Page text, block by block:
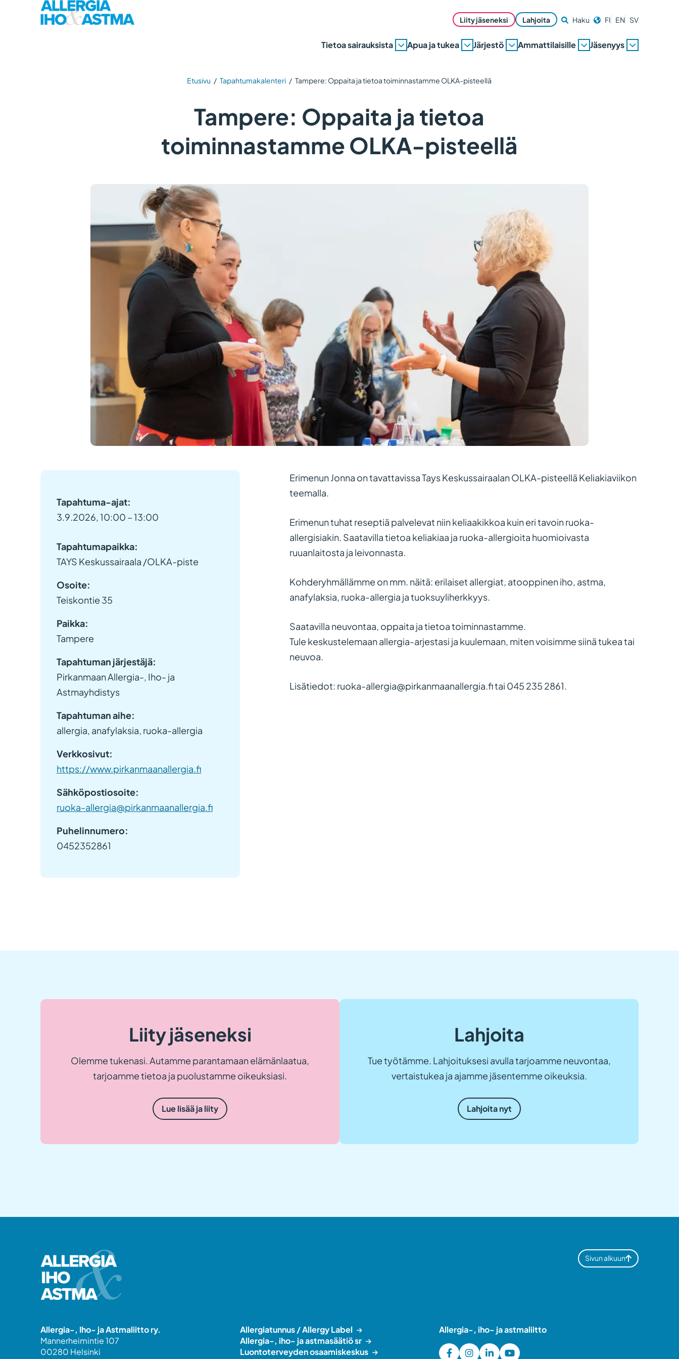
Liity jäseneksi Lahjoita Haku FI EN SV
Tietoa sairauksista Apua ja tukea Järjestö Ammattilaisille Jäsenyys
Etusivu / Tapahtumakalenteri / Tampere: Oppaita ja tietoa toiminnastamme OLKA-pisteellä
Tampere: Oppaita ja tietoa
toiminnastamme OLKA-pisteellä
Tapahtuma-ajat:
3.9.2026, 10:00 – 13:00
Tapahtumapaikka:
TAYS Keskussairaala /OLKA-piste
Osoite:
Teiskontie 35
Paikka:
Tampere
Tapahtuman järjestäjä:
Pirkanmaan Allergia-, Iho- ja
Astmayhdistys
Tapahtuman aihe:
allergia, anafylaksia, ruoka-allergia
Verkkosivut:
https://www.pirkanmaanallergia.fi
Sähköpostiosoite:
ruoka-allergia@pirkanmaanallergia.fi
Puhelinnumero:
0452352861
Erimenun Jonna on tavattavissa Tays Keskussairaalan OLKA-pisteellä Keliakiaviikon
teemalla.
Erimenun tuhat reseptiä palvelevat niin keliaakikkoa kuin eri tavoin ruoka-
allergisiakin. Saatavilla tietoa keliakiaa ja ruoka-allergioita huomioivasta
ruuanlaitosta ja leivonnasta.
Kohderyhmällämme on mm. näitä: erilaiset allergiat, atooppinen iho, astma,
anafylaksia, ruoka-allergia ja tuoksuyliherkkyys.
Saatavilla neuvontaa, oppaita ja tietoa toiminnastamme.
Tule keskustelemaan allergia-arjestasi ja kuulemaan, miten voisimme siinä tukea tai
neuvoa.
Lisätiedot: ruoka-allergia@pirkanmaanallergia.fi tai 045 235 2861.
Liity jäseneksi
Olemme tukenasi. Autamme parantamaan elämänlaatua,
tarjoamme tietoa ja puolustamme oikeuksiasi.
Lue lisää ja liity
Lahjoita
Tue työtämme. Lahjoituksesi avulla tarjoamme neuvontaa,
vertaistukea ja ajamme jäsentemme oikeuksia.
Lahjoita nyt
Sivun alkuun
Allergia-, Iho- ja Astmaliitto ry.
Mannerheimintie 107
00280 Helsinki
Allergiatunnus / Allergy Label
Allergia-, iho- ja astmasäätiö sr
Luontoterveyden osaamiskeskus
Allergia-, iho- ja astmaliitto